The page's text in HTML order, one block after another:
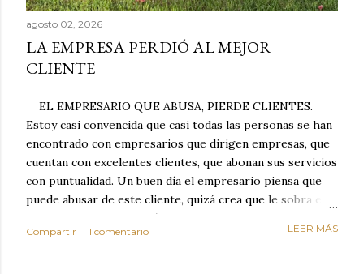
agosto 02, 2026
LA EMPRESA PERDIÓ AL MEJOR
CLIENTE
EL EMPRESARIO QUE ABUSA, PIERDE CLIENTES.
Estoy casi convencida que casi todas las personas se han
encontrado con empresarios que dirigen empresas, que
cuentan con excelentes clientes, que abonan sus servicios
con puntualidad. Un buen día el empresario piensa que
puede abusar de este cliente, quizá crea que le sobra el
dinero porque la mayoría de los otros pagan mal y
tarde y en ocasiones ni abonan los servicios. Cuando una
Compartir 1 comentario LEER MÁS